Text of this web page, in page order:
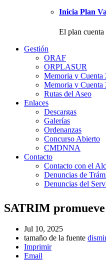
Inicia Plan
El plan
Gestión
ORAF
ORPLASUR
Memoria y Cuenta
Memoria y Cuenta
Rutas del Aseo
Enlaces
Descargas
Galerías
Ordenanzas
Concurso Abierto
CMDNNA
Contacto
Contacto con el
Denuncias de
Denuncias del
SATRIM
Jul 10, 2025
tamaño de la fuente
Imprimir
Email